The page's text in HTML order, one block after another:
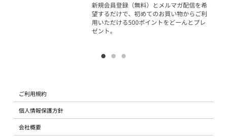
新規会員登録（無料）とメルマガ配信を希
望するだけで、初めてのお買い物からご利
用いただける500ポイントをどーんとプレ
ゼント。
ご利用規約
個人情報保護方針
会社概要